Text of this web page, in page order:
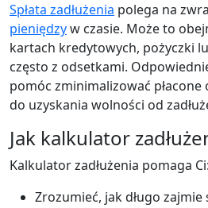
Spłata zadłużenia polega na
pieniędzyw czasie. Może to
kartach kredytowych, pożyczki
często z odsetkami.
pomóc zminimalizować płacone
do uzyskania wolności od
Jak kalkulator
Kalkulator zadłużenia pomaga Ci:
Zrozumieć, jak długo zajmie